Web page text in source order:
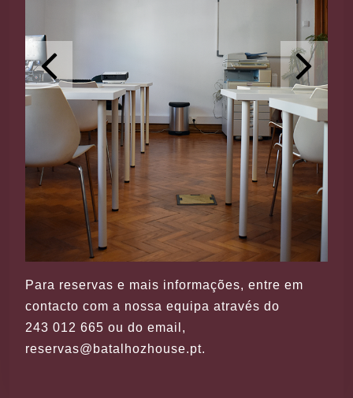
Para reservas e mais informações, entre em
contacto com a nossa equipa através do
243 012 665 ou do email,
reservas@batalhozhouse.pt.